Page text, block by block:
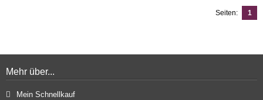
Seiten: 1
Mehr über...
Mein Schnellkauf